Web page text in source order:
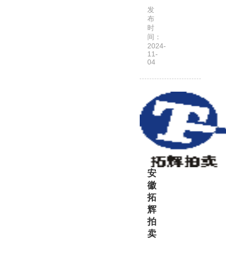
业；
《中
国…
虹
拍
卖
有
限
是
经
徽
商
务
厅
批
准,
在
安
发
布
时
间：
2024-
11-
04
安
徽
拓
辉
拍
卖